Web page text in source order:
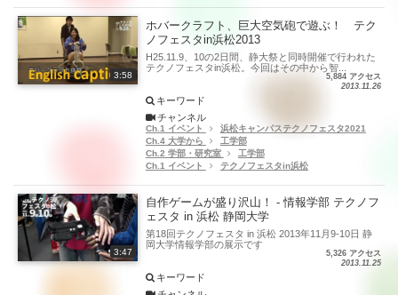
3:58
ホバークラフト、巨大空気砲で遊ぶ！ テク
ノフェスタin浜松2013
H25.11.9、10の2日間、静大祭と同時開催で行われた
テクノフェスタin浜松。今回はその中から智...
5,884 アクセス
2013.11.26
キーワード
チャンネル
Ch.1 イベント
浜松キャンパステクノフェスタ2021
Ch.4 大学から
工学部
Ch.2 学部・研究室
工学部
Ch.1 イベント
テクノフェスタin浜松
3:47
自作ゲームが盛り沢山！ - 情報学部 テクノフ
ェスタ in 浜松 静岡大学
第18回テクノフェスタ in 浜松 2013年11月9-10日 静
岡大学情報学部の展示です
5,326 アクセス
2013.11.25
キーワード